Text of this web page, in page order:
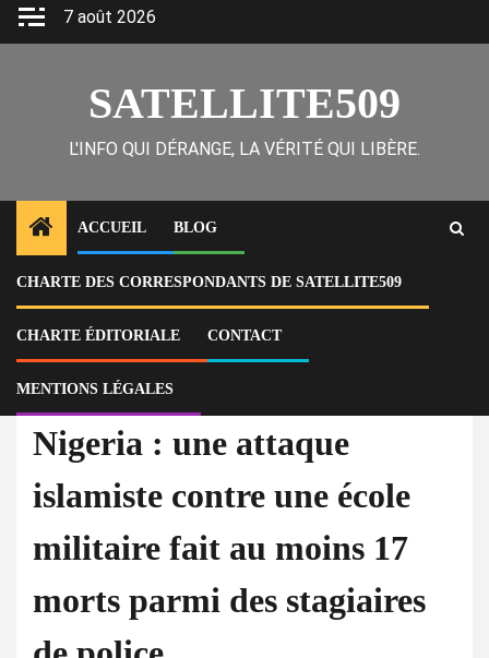
Skip
7 août 2026
SATELLITE509
L'INFO QUI DÉRANGE, LA VÉRITÉ QUI LIBÈRE.
ACCUEIL BLOG
CHARTE DES CORRESPONDANTS DE SATELLITE509
CHARTE ÉDITORIALE CONTACT
MENTIONS LÉGALES
Home
International
Nigeria : une attaque islamiste contre une école militaire fait au moins
17 morts parmi des stagiaires de police
À la Une International
Nigeria : une attaque
islamiste contre une école
militaire fait au moins 17
morts parmi des stagiaires